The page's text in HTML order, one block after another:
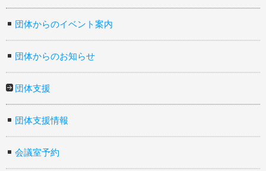
団体からのイベント案内
団体からのお知らせ
団体支援
団体支援情報
会議室予約